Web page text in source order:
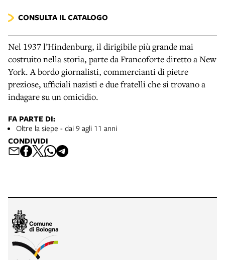
CONSULTA IL CATALOGO
Nel 1937 l’Hindenburg, il dirigibile più grande mai
costruito nella storia, parte da Francoforte diretto a New
York. A bordo giornalisti, commercianti di pietre
preziose, ufficiali nazisti e due fratelli che si trovano a
indagare su un omicidio.
FA PARTE DI:
Oltre la siepe - dai 9 agli 11 anni
CONDIVIDI